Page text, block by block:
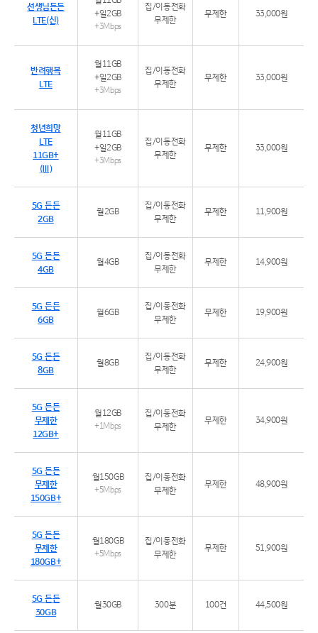
선생님든든
LTE(신)
+일2GB
+3Mbps
집/이동전화
무제한
무제한 33,000원
반려행복
LTE
월11GB
+일2GB
+3Mbps
집/이동전화
무제한
무제한 33,000원
청년희망
LTE
11GB+
(Ⅲ)
월11GB
+일2GB
+3Mbps
집/이동전화
무제한
무제한 33,000원
5G 든든
2GB
월2GB
집/이동전화
무제한
무제한 11,900원
5G 든든
4GB
월4GB
집/이동전화
무제한
무제한 14,900원
5G 든든
6GB
월6GB
집/이동전화
무제한
무제한 19,900원
5G 든든
8GB
월8GB
집/이동전화
무제한
무제한 24,900원
5G 든든
무제한
12GB+
월12GB
+1Mbps
집/이동전화
무제한
무제한 34,900원
5G 든든
무제한
150GB+
월150GB
+5Mbps
집/이동전화
무제한
무제한 48,900원
5G 든든
무제한
180GB+
월180GB
+5Mbps
집/이동전화
무제한
무제한 51,900원
5G 든든
30GB
월30GB 300분 100건 44,500원